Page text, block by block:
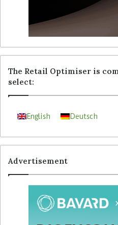
The Retail Optimiser is
select:
English Deutsch
Advertisement